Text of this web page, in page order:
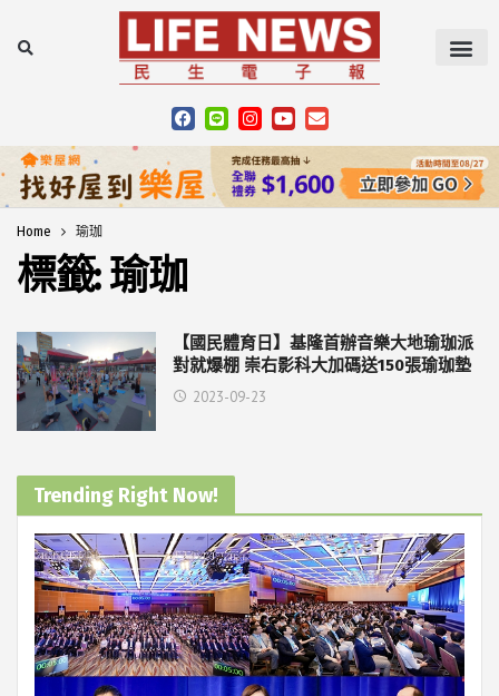
Home 瑜珈
標籤:瑜珈
【國民體育日】基隆首辦音樂大地瑜珈派
對就爆棚 崇右影科大加碼送150張瑜珈墊
2023-09-23
Trending Right Now!